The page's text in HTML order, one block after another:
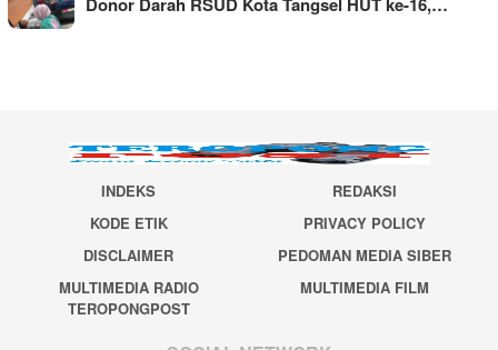
INDEKS
REDAKSI
KODE ETIK
PRIVACY POLICY
DISCLAIMER
PEDOMAN MEDIA SIBER
MULTIMEDIA RADIO
TEROPONGPOST
MULTIMEDIA FILM